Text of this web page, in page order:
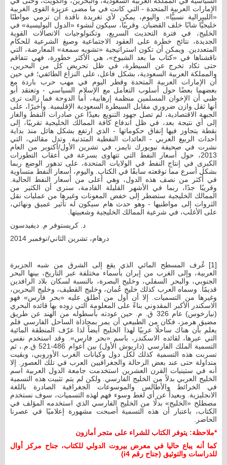
الإمارات العربية المتحدة - التي كانت في ما مضى عزيزة القوى الغربية
«الليبرالية نسبيًّا». واليوم، يمكن لأي تغريدة ناقدة أن ترمي مواطنًا
خليجيًّا شابًا خلف القضبان. وقريبًا، سيكون لنشوء «الدول البوليسية» في
الخليج، في فترة التحديث السريع، وتكنولوجيات الاتصالات القوية
الجديدة، نتائج خطرة على العقود الاجتماعية وصيغ الشرعية للحكام
المتعددين. ويمكن أن تكون استراتيجية «تشويه سمعة» المعارضة، التي
ناقشناها في «كتاب ما بعد الشيوخ»، هي الأكثر خطورة، فهي تتفاقم
حتى تكاد تخرج عن السيطرة، في ظل تحريض كل من البحرين،
والمملكة العربية السعودية، بشكل فاعل، على النزاع الطائفي؛ في حين
أن الإمارات العربية المتحدة وقطر اليوم في مهب حرب باردة مع
بعضهما بعضًا حول أسلوب التعامل مع الإسلام السياسي - وتعتقد أبو
ظبي أن الإخوان المسلمين منظمة إرهابية، أما الدوحة فما زالت ترى
أنها ثقل وازن ضروري مقابل السيطرة السعودية الإقليمية. وأخيرًا، على
الجبهة الاقتصادية، لم تصل جهود التنويع بعيدًا عن صادرات النفط والغاز
إلى أي نتيجة بعد، في ظل اندفاع كافة الممالك الخليجية تقريبًا، إلى
نقطة يتجاوز فيها إنفاق حكوماتها - الذي ارتفع بشكل هائل منذ بداية
أحداث الربيع العربي - العائدات النفطية المتدنية. وتدل مقالتي، التي
نشرت في صحيفة نيويورك تايمز، في تشرين الأول/أكتوبر من العام
2013، حول أسعار النفط التي تتهاوى بسرعة في أعقاب التطورات
الكبرى في إنتاج النفط في الولايات المتحدة، على تدهور الوضع ربما
بشكل أسرع مما توقعته سابقًا في الكتاب. واليوم، أسعار النفط متساوية
في أكثر من نصف هذه الدول، وهي أعلى من أسعار النفط الحالية.
وقريبًا جدًا، ربما في الأشهر القليلة القادمة، سنرى أن الكثير من
الممالك الخليجية ستضطر إلى خفض المعونات وغيرها من عمليات نقل
الثروات إلى مواطنيها - وهو حدث هام سيكون له تأثير عميق ونهائي،
على الأغلب، في شرعية الممالك الخليجية وشعبيتها.
د. كريستوفر م. ديفيدسون
درهام، تشرين الثاني/نوفمبر 2014
[1] عُرف المسطح المائي الذي يقع إلى الشرق من شبه الجزيرة
العربية، وإلى الغرب من إيران بأسماء مختلفة عبر التاريخ، بينها البحر
الجنوبي، والبحر السفلي، وخليج البصرة، بالنسبة لسكان بلاد الرافدين
قديمًا. وسماه العرب كذلك خليج عُمان، وخليج القطيف، وخليج البحرين،
وغيرها من التسميات. إلا أن أول من أطلق عليه «بحر فارس» فهو
الاسكندر الأكبر المقدوني بناءً على المعلومة التي زوده بها قائده البحري
(نيارخوس) عام 326 ق. م. حين عودته بأسطوله من الهند عن طريق
مضيق هرمز، فكان من الطبيعي أن يمر بمحاذاة الساحل الفارسي فلم
يعلم بأن هناك ساحلًا عربيًا لهذا الخليج أيضاً لذا عرّف المنطقة المائية
التي عبرها، لقائده الاسكندر، باسم «بحر فارس». وقد استخدم نفس
التسمية الملك الفارسي (داريوش الأول) بين أعوام 486-521 ق.م.، ثم
تسربت هذه التسمية كذلك لكل دول وكيانات الغرب الأوروبي، وبقيت
متداولة حتى عند بعض الرحالة والجغرافيين العرب في تلك العصور. إلا
أنه في ستينيات القرن العشرين استخدمت جامعة الدول العربية اسم
الخليج العربي بدلاً من الخليج الفارسي. ولكن لم يتم تثبيت هذه التسمية
في الخرائط والأطالس والموسوعات الجغرافية الصادرة باللغة
الانجليزية. وبعيداً عن أي لغط وسوء فهم لهذه التسميات، سوف نستخدم
مصطلح «الخليج» بدلًا من الخليج الفارسي الذي استخدمه المؤلف في
الكتاب، باعتبار أن هذه التسمية أصبحت مشهورة إعلاميًا في عصرنا
الحاضر.
*ملاحظة: يتوفر الكتاب للشراء على متجر أمازون
كما أنه يباع حاليا في معرض بيروت الدولي للكتاب، جناح مركز أوال
للدراسات والتوثيق (جناح رقم i4)